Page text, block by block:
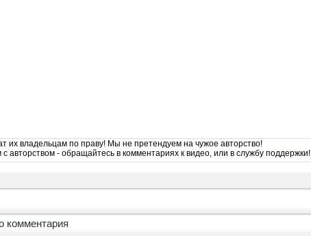
их владельцам по праву! Мы не претендуем на чужое авторство!
авторством - обращайтесь в комментариях к видео, или в службу поддержки!